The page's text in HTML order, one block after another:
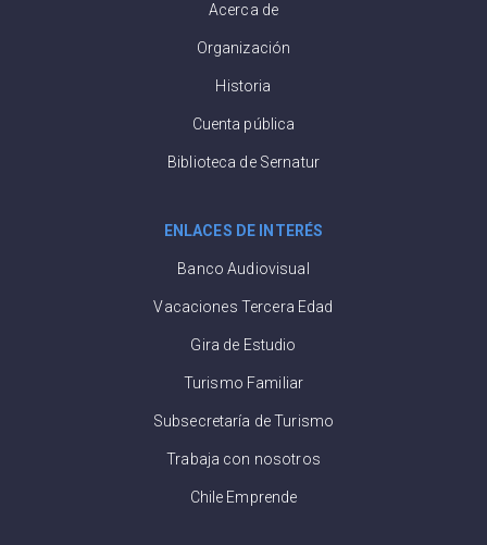
Acerca de
Organización
Historia
Cuenta pública
Biblioteca de Sernatur
ENLACES DE INTERÉS
Banco Audiovisual
Vacaciones Tercera Edad
Gira de Estudio
Turismo Familiar
Subsecretaría de Turismo
Trabaja con nosotros
Chile Emprende